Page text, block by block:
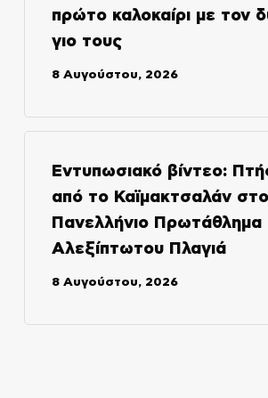
πρώτο καλοκαίρι με τον
γιο τους
8 Αυγούστου, 2026
​Εντυπωσιακό βίντεο:
από το Καϊμακτσαλάν
Πανελλήνιο Πρωτάθλημα
Αλεξίπτωτου Πλαγιά
8 Αυγούστου, 2026